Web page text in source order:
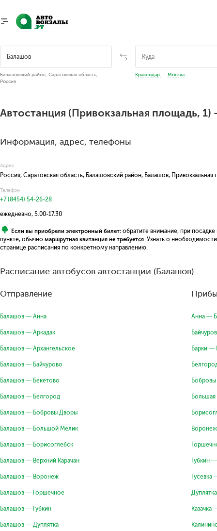
Балашовский район, Саратовская область,
Россия
Краснодар Москва
Автостанция (Привокзальная площадь,
Информация, адрес, телефоны
Адрес
Россия, Саратовская область, Балашовский район, Балашов, Привокзальная
Телефон
+7 (8454) 54-26-28
ежедневно, 5.00-17.30
Если вы приобрели электронный билет: обратите внимание, при
пункте, обычно маршрутная квитанция не требуется. Узнать о
странице расписания по конкретному направлению.
Расписание автобусов автостанции (Балашов)
Отправление
Балашов — Анна
Балашов — Аркадак
Балашов — Архангельское
Балашов — Байчурово
Балашов — Бекетово
Балашов — Белгород
Балашов — Бобровы Дворы
Балашов — Большой Мелик
Балашов — Борисоглебск
Балашов — Верхний Карачан
Балашов — Воронеж
Балашов — Горшечное
Балашов — Губкин
Балашов — Дуплятка
Анна —
Барки —
Губкин
Казачка